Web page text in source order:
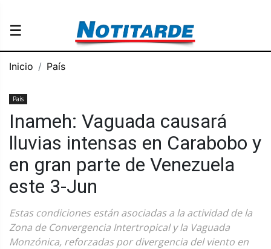
☰
Inicio País
País
Inameh: Vaguada causará
lluvias intensas en Carabobo y
en gran parte de Venezuela
este 3-Jun
Estas condiciones están asociadas a la actividad de la
Zona de Convergencia Intertropical y la Vaguada
Monzónica, reforzadas por divergencia del viento en